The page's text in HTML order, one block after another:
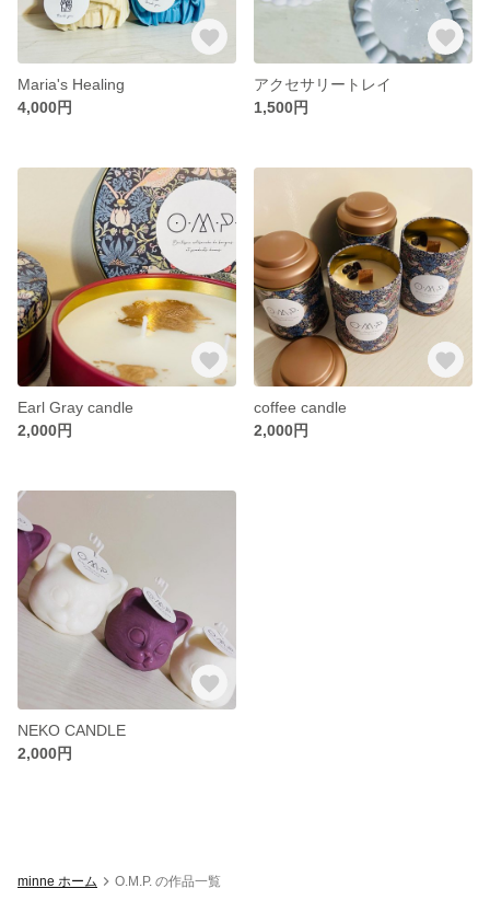
Maria's Healing
4,000円
アクセサリートレイ
1,500円
Earl Gray candle
2,000円
coffee candle
2,000円
NEKO CANDLE
2,000円
minne ホーム O.M.P. の作品一覧